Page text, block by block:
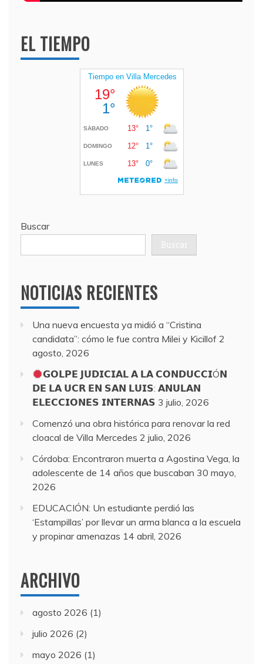
EL TIEMPO
Buscar
Buscar
NOTICIAS RECIENTES
Una nueva encuesta ya midió a “Cristina
candidata”: cómo le fue contra Milei y Kicillof 2
agosto, 2026
𝗚𝗢𝗟𝗣𝗘 𝗝𝗨𝗗𝗜𝗖𝗜𝗔𝗟 𝗔 𝗟𝗔 𝗖𝗢𝗡𝗗𝗨𝗖𝗖𝗜Ó𝗡
𝗗𝗘 𝗟𝗔 𝗨𝗖𝗥 𝗘𝗡 𝗦𝗔𝗡 𝗟𝗨𝗜𝗦: 𝗔𝗡𝗨𝗟𝗔𝗡
𝗘𝗟𝗘𝗖𝗖𝗜𝗢𝗡𝗘𝗦 𝗜𝗡𝗧𝗘𝗥𝗡𝗔𝗦 3 julio, 2026
Comenzó una obra histórica para renovar la red
cloacal de Villa Mercedes 2 julio, 2026
Córdoba: Encontraron muerta a Agostina Vega, la
adolescente de 14 años que buscaban 30 mayo,
2026
EDUCACIÓN: Un estudiante perdió las
‘Estampillas’ por llevar un arma blanca a la escuela
y propinar amenazas 14 abril, 2026
ARCHIVO
agosto 2026 (1)
julio 2026 (2)
mayo 2026 (1)